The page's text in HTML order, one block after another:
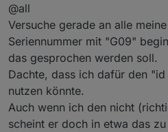
@all
Versuche gerade an alle
Seriennummer mit "G09"
das gesprochen werden soll.
Dachte, dass ich dafür den
nutzen könnte.
Auch wenn ich den nicht
scheint er doch in etwa das